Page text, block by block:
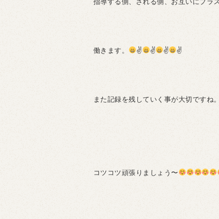
働きます。 ✌ ✌ ✌ ✌
また記録を残していく事が大切ですね
コツコツ頑張りましょう〜